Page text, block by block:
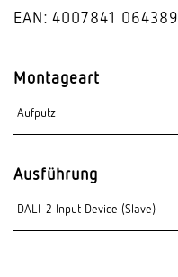
EAN: 4007841 064389
Montageart
Ausführung